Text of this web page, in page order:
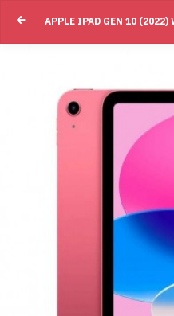
Apple iPad Gen 10